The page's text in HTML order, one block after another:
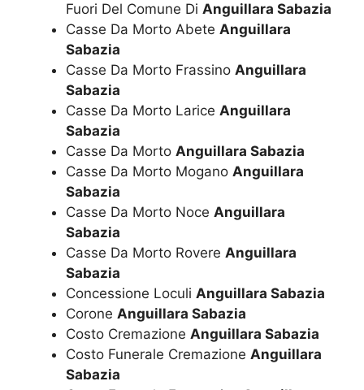
Fuori Del Comune Di Anguillara Sabazia
Casse Da Morto Abete Anguillara
Sabazia
Casse Da Morto Frassino Anguillara
Sabazia
Casse Da Morto Larice Anguillara
Sabazia
Casse Da Morto Anguillara Sabazia
Casse Da Morto Mogano Anguillara
Sabazia
Casse Da Morto Noce Anguillara
Sabazia
Casse Da Morto Rovere Anguillara
Sabazia
Concessione Loculi Anguillara Sabazia
Corone Anguillara Sabazia
Costo Cremazione Anguillara Sabazia
Costo Funerale Cremazione Anguillara
Sabazia